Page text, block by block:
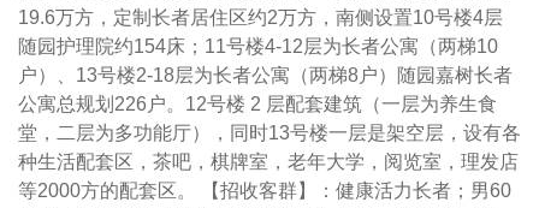
19.6万方，定制长者居住区约2万方，南侧设置10号楼4层
随园护理院约154床；11号楼4-12层为长者公寓（两梯10
户）、13号楼2-18层为长者公寓（两梯8户）随园嘉树长者
公寓总规划226户。12号楼 2 层配套建筑（一层为养生食
堂，二层为多功能厅），同时13号楼一层是架空层，设有各
种生活配套区，茶吧，棋牌室，老年大学，阅览室，理发店
等2000方的配套区。 【招收客群】：健康活力长者；男60